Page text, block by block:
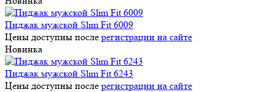
Пиджак мужской Slim Fit 6009
Цены доступны после регистрации на сайте
Новинка
Пиджак мужской Slim Fit 6243
Цены доступны после регистрации на сайте